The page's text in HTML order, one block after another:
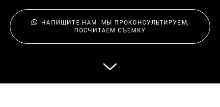
НАПИШИТЕ НАМ. МЫ ПРОКОНСУЛЬТИРУЕМ,
ПОСЧИТАЕМ СЪЕМКУ